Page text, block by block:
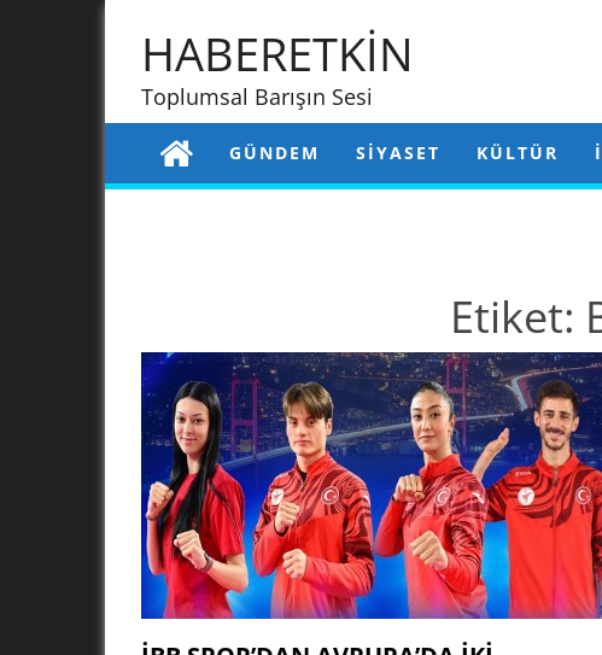
HABERETKİN
Toplumsal Barışın Sesi
GÜNDEM SIYASET KÜLTÜR
Etiket: